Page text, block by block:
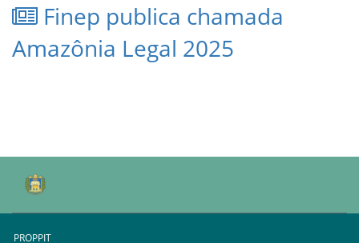
Finep publica chamada
Amazônia Legal 2025
PROPPIT